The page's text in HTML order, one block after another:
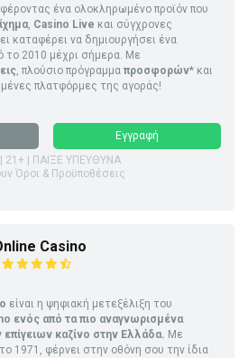
ένα ολοκληρωμένο προϊόν που
Casino Live και σύγχρονες
καταφέρει να δημιουργήσει ένα
το 2010 μέχρι σήμερα. Με
, πλούσιο πρόγραμμα προσφορών* και
πλατφόρμες της αγοράς!
Εγγραφή
21+ | ΠΑΙΞΕ ΥΠΕΥΘΥΝΑ
Όροι & Προϋποθέσεις
Casino
είναι η ψηφιακή μετεξέλιξη του
ενός από τα πιο αναγνωρισμένα
καζίνο στην Ελλάδα. Με
1971, φέρνει στην οθόνη σου την ίδια